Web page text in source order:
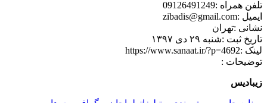
تلفن همراه :09126491249
ایمیل :zibadis@gmail.com
نشانی :تهران
تاریخ ثبت :شنبه ۲۹ دی ۱۳۹۷
لینک :https://www.sanaat.ir/?p=4692
توضیحات :
زیبادیس